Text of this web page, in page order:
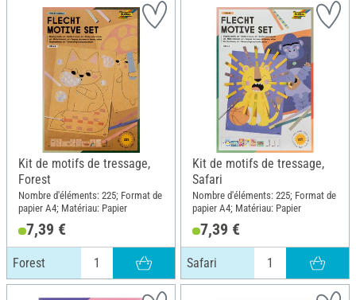
Kit de motifs de tressage,
Forest
Nombre d'éléments: 225; Format de
papier A4; Matériau: Papier
7,39 €
Forest
Kit de motifs de tressage,
Safari
Nombre d'éléments: 225; Format de
papier A4; Matériau: Papier
7,39 €
Safari